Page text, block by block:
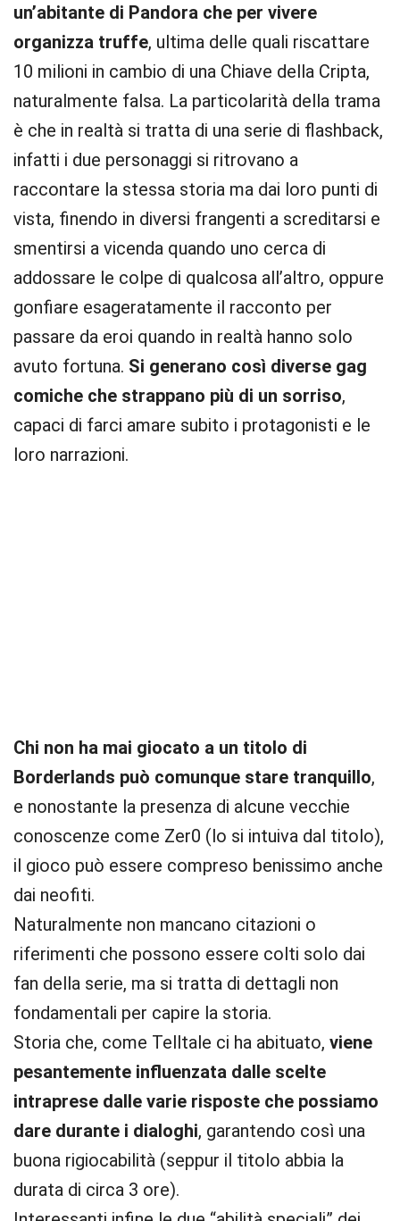
un’abitante di Pandora che per vivere
organizza truffe, ultima delle quali riscattare
10 milioni in cambio di una Chiave della Cripta,
naturalmente falsa. La particolarità della trama
è che in realtà si tratta di una serie di flashback,
infatti i due personaggi si ritrovano a
raccontare la stessa storia ma dai loro punti di
vista, finendo in diversi frangenti a screditarsi e
smentirsi a vicenda quando uno cerca di
addossare le colpe di qualcosa all’altro, oppure
gonfiare esageratamente il racconto per
passare da eroi quando in realtà hanno solo
avuto fortuna. Si generano così diverse gag
comiche che strappano più di un sorriso,
capaci di farci amare subito i protagonisti e le
loro narrazioni.
Chi non ha mai giocato a un titolo di
Borderlands può comunque stare tranquillo,
e nonostante la presenza di alcune vecchie
conoscenze come Zer0 (lo si intuiva dal titolo),
il gioco può essere compreso benissimo anche
dai neofiti.
Naturalmente non mancano citazioni o
riferimenti che possono essere colti solo dai
fan della serie, ma si tratta di dettagli non
fondamentali per capire la storia.
Storia che, come Telltale ci ha abituato, viene
pesantemente influenzata dalle scelte
intraprese dalle varie risposte che possiamo
dare durante i dialoghi, garantendo così una
buona rigiocabilità (seppur il titolo abbia la
durata di circa 3 ore).